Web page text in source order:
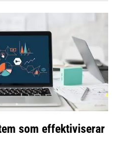
som effektiviserar